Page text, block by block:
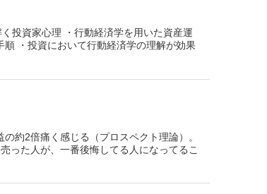
投資家心理 ・行動経済学を用いた資産運
・投資において行動経済学の理解が効果
約2倍痛く感じる（プロスペクト理論）。
った人が、一番後悔してる人になってるこ